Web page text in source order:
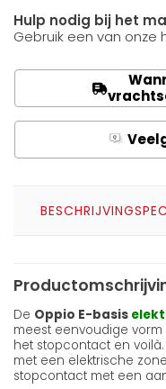
Hulp nodig bij het
Gebruik een van onze
Q
BESCHRIJVING
De Oppio E-basis
meest eenvoudige vorm
het stopcontact en
met een elektrische
stopcontact met een